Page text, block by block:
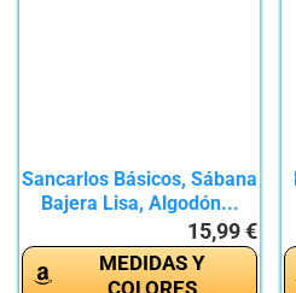
Sancarlos Básicos, Sábana
Bajera Lisa, Algodón...
15,99 €
MEDIDAS Y